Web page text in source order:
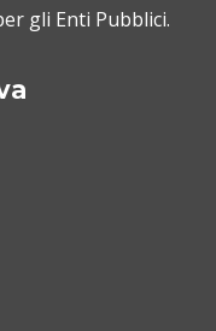
gli Enti Pubblici.